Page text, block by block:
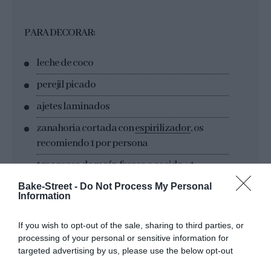
Bake-Street - Do Not Process My Personal
Information
If you wish to opt-out of the sale, sharing to third parties, or
processing of your personal or sensitive information for
targeted advertising by us, please use the below opt-out
PARA DECORAR:
leche de coco
perejil picado
ajetes laminados
zanahoria cortada conespirilizador, os
recomiendo 1 por persona
1 mazorca de maíz, fresca o cocida + 1
cucharada de mantequilla